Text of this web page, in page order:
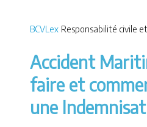
BCVLex Responsabilité civile
Accident
faire et
une